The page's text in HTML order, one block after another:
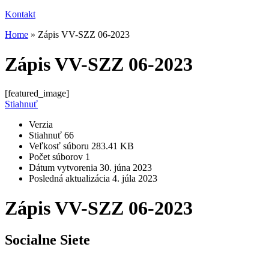
Kontakt
Home » Zápis VV-SZZ 06-2023
Zápis VV-SZZ 06-2023
[featured_image]
Stiahnuť
Verzia
Stiahnuť 66
Veľkosť súboru 283.41 KB
Počet súborov 1
Dátum vytvorenia 30. júna 2023
Posledná aktualizácia 4. júla 2023
Zápis VV-SZZ 06-2023
Socialne Siete